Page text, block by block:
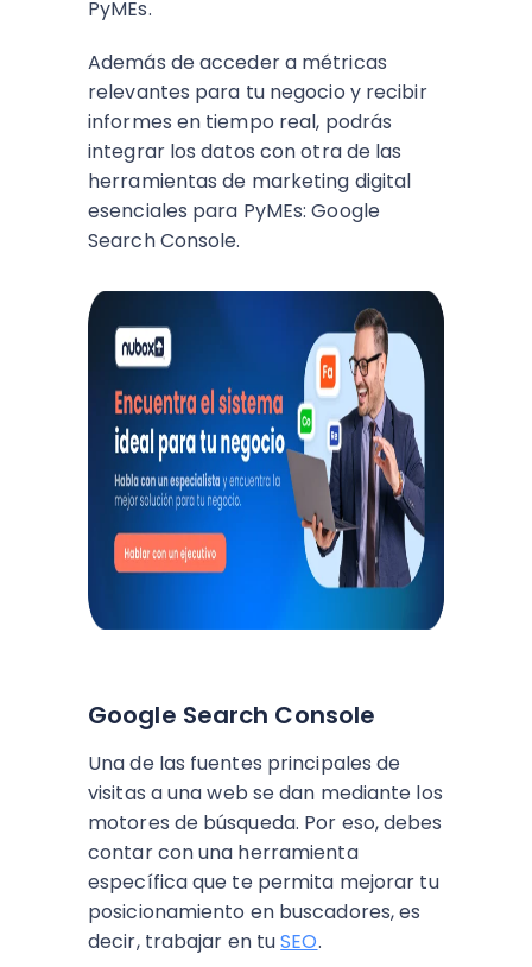
PyMEs.
Además de acceder a métricas
relevantes para tu negocio y recibir
informes en tiempo real, podrás
integrar los datos con otra de las
herramientas de marketing digital
esenciales para PyMEs: Google
Search Console.
Google Search Console
Una de las fuentes principales de
visitas a una web se dan mediante los
motores de búsqueda. Por eso, debes
contar con una herramienta
específica que te permita mejorar tu
posicionamiento en buscadores, es
decir, trabajar en tuSEO.